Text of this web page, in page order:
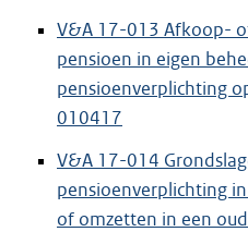
V&A 17-013 Afkoop-
pensioen in eigen
pensioenverplichting
010417
V&A 17-014
pensioenverplichting
of omzetten in een